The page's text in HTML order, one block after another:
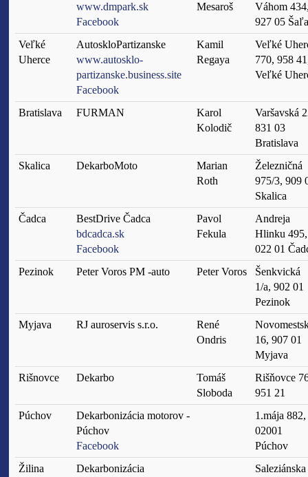
www.dmpark.sk
Facebook
Mesaroš
Váhom
927 05 Šaľa
Veľké
Uherce
AutoskloPartizanske
www.autosklo-
partizanske.business.site
Facebook
Kamil
Regaya
Veľké
770, 958
Veľké
Bratislava FURMAN
Karol
Kolodič
Varšavská
831 03
Bratislava
Skalica
DekarboMoto
Marian
Roth
Železničná
975/3, 909
Skalica
Čadca
BestDrive Čadca
bdcadca.sk
Facebook
Pavol
Fekula
Andreja
Hlinku 495,
022 01
Pezinok
Peter Voros PM -auto Peter Voros
Šenkvická
1/a, 902 01
Pezinok
Myjava
RJ auroservis s.r.o.
René
Ondris
16, 907 01
Myjava
Rišnovce
Dekarbo
Tomáš
Sloboda
Rišňovce
951 21
Púchov
Dekarbonizácia motorov -
Púchov
Facebook
1.mája 882,
02001
Púchov
Žilina
Dekarbonizácia